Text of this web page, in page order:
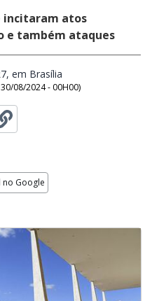
incitaram atos
e também ataques
em Brasília
30/08/2024 - 00H00)
Google